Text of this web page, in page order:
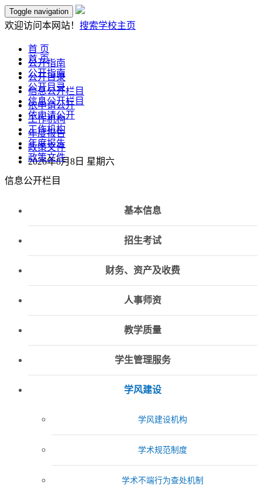
Toggle navigation
欢迎访问本网站！ 搜索学校主页
首 页
公开指南
公开目录
信息公开栏目
依申请公开
工作机构
年度报告
政策文件
2026年8月8日 星期六
首 页
公开指南
公开目录
信息公开栏目
依申请公开
工作机构
年度报告
政策文件
信息公开栏目
基本信息
招生考试
财务、资产及收费
人事师资
教学质量
学生管理服务
学风建设
学风建设机构
学术规范制度
学术不端行为查处机制